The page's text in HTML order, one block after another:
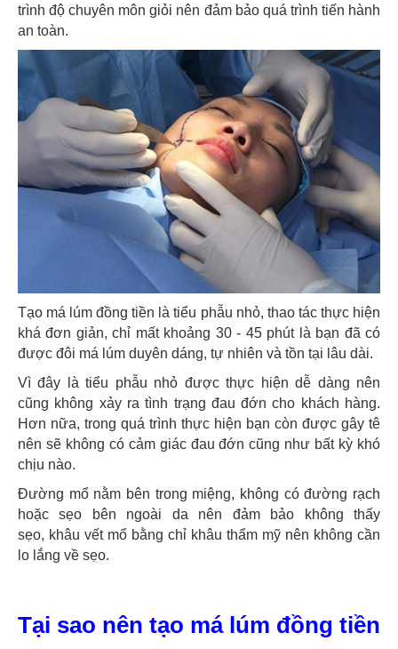
trình độ chuyên môn giỏi nên đảm bảo quá trình tiến hành
an toàn.
Tạo má lúm đồng tiền là tiểu phẫu nhỏ, thao tác thực hiện
khá đơn giản, chỉ mất khoảng 30 - 45 phút là bạn đã có
được đôi má lúm duyên dáng, tự nhiên và tồn tại lâu dài.
Vì đây là tiểu phẫu nhỏ được thực hiện dễ dàng nên
cũng không xảy ra tình trạng đau đớn cho khách hàng.
Hơn nữa, trong quá trình thực hiện bạn còn được gây tê
nên sẽ không có cảm giác đau đớn cũng như bất kỳ khó
chịu nào.
Đường mổ nằm bên trong miệng, không có đường rạch
hoặc sẹo bên ngoài da nên đảm bảo không thấy
sẹo, khâu vết mổ bằng chỉ khâu thẩm mỹ nên không cần
lo lắng về sẹo.
Tại sao nên tạo má lúm đồng tiền